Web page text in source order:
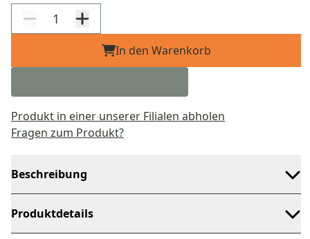
In den Warenkorb
Produkt in einer unserer Filialen abholen
Fragen zum Produkt?
Beschreibung
Produktdetails